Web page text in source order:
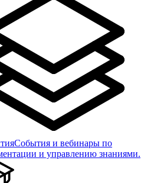
События и вебинары по
и управлению знаниями.